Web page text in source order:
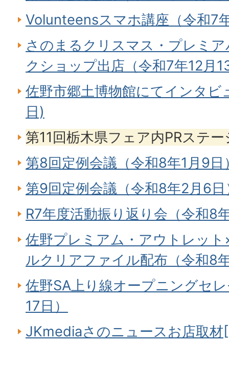
Volunteensスマホ講座（令和7
さのまるクリスマス・プレミ
クショップ出店（令和7年12月
佐野市郷土博物館にてインタビ
日)
第11回栃木県フェア内PRステ
第8回定例会議（令和8年1月9日
第9回定例会議（令和8年2月6日
R7年度活動振り返り会（令和8
佐野プレミアム・アウトレッ
ルクリアファイル配布（令和8
佐野SA上り線オープニングセ
17日）
JKmediaさのニュースお店取材